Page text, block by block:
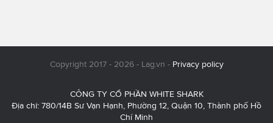
Copyright 2017 - 2026 - Lag.vn - Privacy policy
CÔNG TY CỔ PHẦN WHITE SHARK
Địa chỉ: 780/14B Sư Vạn Hạnh, Phường 12, Quận 10, Thành phố Hồ
Chí Minh